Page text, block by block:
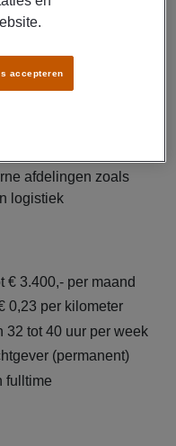
van afwijkingen en
afdelingen zoals
logistiek
€ 3.400,- per maand
0,23 per kilometer
32 tot 40 uur per week
(permanent)
fulltime
accepteren